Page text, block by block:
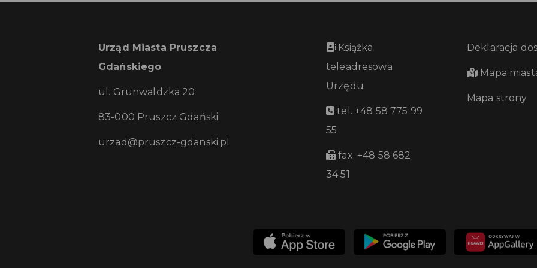
Urząd Miasta Pruszcza
Gdańskiego
ul. Grunwaldzka 20
83-000 Pruszcz Gdański
urzad@pruszcz-gdanski.pl
Książka
teleadresowa
Urzędu
tel. +48 58 775 99
55
fax. +48 58 682
34 51
Deklaracja
Mapa
Mapa strony